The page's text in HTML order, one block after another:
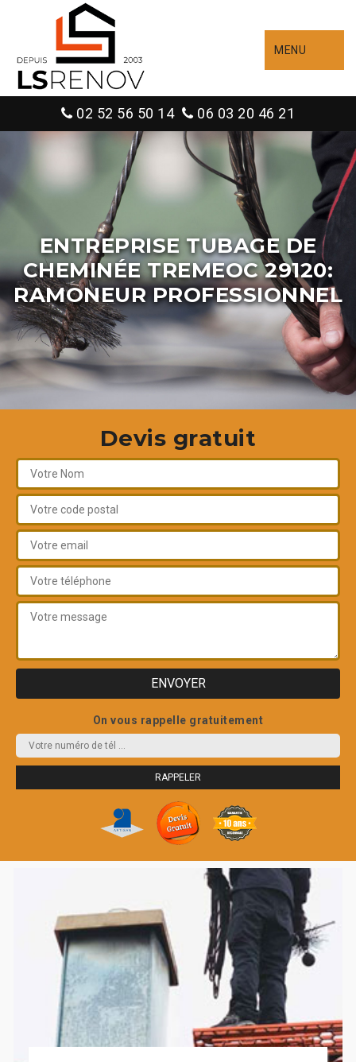
MENU
02 52 56 50 14 06 03 20 46 21
ENTREPRISE TUBAGE DE
CHEMINÉE TREMEOC 29120:
RAMONEUR PROFESSIONNEL
Devis gratuit
On vous rappelle gratuitement